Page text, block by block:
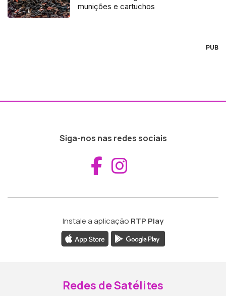
munições e cartuchos
PUB
Siga-nos nas redes sociais
Aceder ao
Instale a aplicação RTP Play
Redes de Satélites